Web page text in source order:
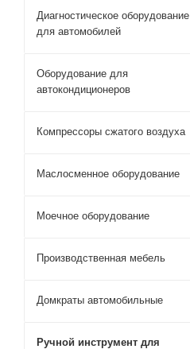
Диагностическое оборудование
для автомобилей
Оборудование для
автокондиционеров
Компрессоры сжатого воздуха
Маслосменное оборудование
Моечное оборудование
Производственная мебель
Домкраты автомобильные
Ручной инструмент для